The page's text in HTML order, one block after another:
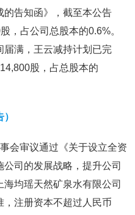
的告知函》，截至本公告
，占公司总股本的0.6%。
届满，王云减持计划已完
股，占总股本的
会审议通过《关于设立全资
司的发展战略，提升公司
均瑶天然矿泉水有限公司
，注册资本不超过人民币